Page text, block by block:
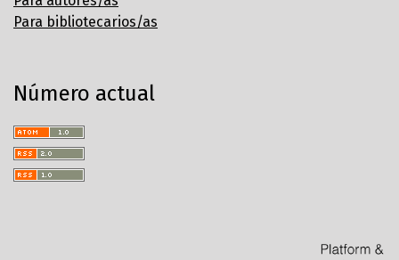
Para bibliotecarios/as
Número actual